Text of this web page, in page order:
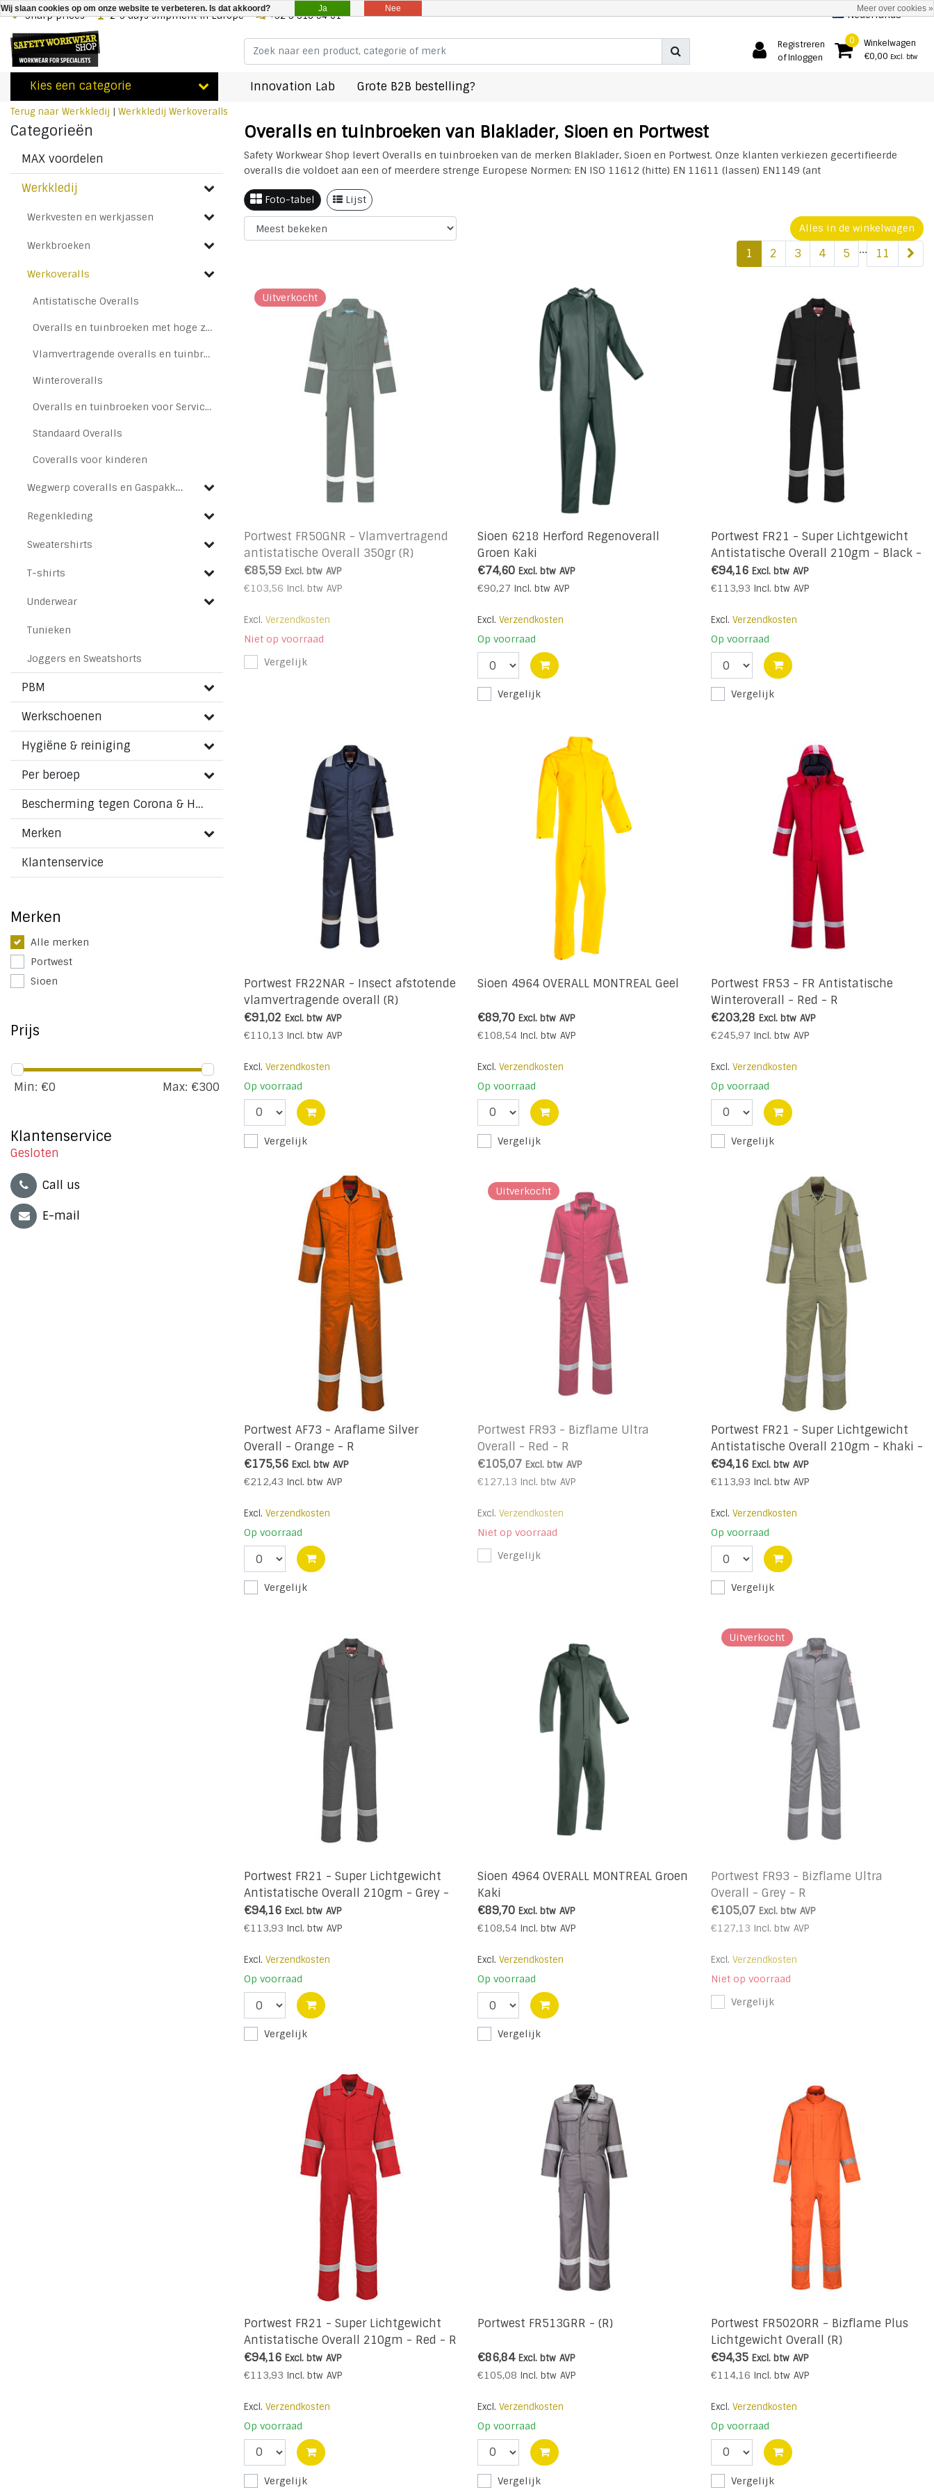
Sharp prices 2-3 days shipment in Europe +32 3 318 94 61 Nederlands
Registreren
of Inloggen
0
Winkelwagen
€0,00 Excl. btw
Kies een categorie Innovation Lab Grote B2B bestelling?
Terug naar Werkkledij | Werkkledij Werkoveralls
Categorieën
MAX voordelen
Werkkledij
Werkvesten en werkjassen
Werkbroeken
Werkoveralls
Antistatische Overalls
Overalls en tuinbroeken met hoge zichtbaarheid (High Vis)
Vlamvertragende overalls en tuinbroeken
Winteroveralls
Overalls en tuinbroeken voor Service, Tuin, Ambachten, Stukadoors of Schilders
Standaard Overalls
Coveralls voor kinderen
Wegwerp coveralls en Gaspakken
Regenkleding
Sweatershirts
T-shirts
Underwear
Tunieken
Joggers en Sweatshorts
PBM
Werkschoenen
Hygiëne & reiniging
Per beroep
Bescherming tegen Corona & HMPV virus
Merken
Klantenservice
Merken
Alle merken
Portwest
Sioen
Prijs
Min: €0 Max: €300
Klantenservice
Gesloten
Call us
E-mail
Overalls en tuinbroeken van Blaklader, Sioen en Portwest
Safety Workwear Shop levert Overalls en tuinbroeken van de merken Blaklader, Sioen en Portwest. Onze klanten verkiezen gecertifieerde
overalls die voldoet aan een of meerdere strenge Europese Normen: EN ISO 11612 (hitte) EN 11611 (lassen) EN1149 (ant
Foto-tabel Lijst
Alles in de winkelwagen
1 2 3 4 5 ... 11
Uitverkocht
Portwest FR50GNR - Vlamvertragend
antistatische Overall 350gr (R)
€85,59 Excl. btw AVP
€103,56 Incl. btw AVP
Excl. Verzendkosten
Niet op voorraad
Vergelijk
Sioen 6218 Herford Regenoverall
Groen Kaki
€74,60 Excl. btw AVP
€90,27 Incl. btw AVP
Excl. Verzendkosten
Op voorraad
Vergelijk
Portwest FR21 - Super Lichtgewicht
Antistatische Overall 210gm - Black -
R
€94,16 Excl. btw AVP
€113,93 Incl. btw AVP
Excl. Verzendkosten
Op voorraad
Vergelijk
Portwest FR22NAR - Insect afstotende
vlamvertragende overall (R)
€91,02 Excl. btw AVP
€110,13 Incl. btw AVP
Excl. Verzendkosten
Op voorraad
Vergelijk
Sioen 4964 OVERALL MONTREAL Geel
€89,70 Excl. btw AVP
€108,54 Incl. btw AVP
Excl. Verzendkosten
Op voorraad
Vergelijk
Portwest FR53 - FR Antistatische
Winteroverall - Red - R
€203,28 Excl. btw AVP
€245,97 Incl. btw AVP
Excl. Verzendkosten
Op voorraad
Vergelijk
Portwest AF73 - Araflame Silver
Overall - Orange - R
€175,56 Excl. btw AVP
€212,43 Incl. btw AVP
Excl. Verzendkosten
Op voorraad
Vergelijk
Uitverkocht
Portwest FR93 - Bizflame Ultra
Overall - Red - R
€105,07 Excl. btw AVP
€127,13 Incl. btw AVP
Excl. Verzendkosten
Niet op voorraad
Vergelijk
Portwest FR21 - Super Lichtgewicht
Antistatische Overall 210gm - Khaki -
R
€94,16 Excl. btw AVP
€113,93 Incl. btw AVP
Excl. Verzendkosten
Op voorraad
Vergelijk
Portwest FR21 - Super Lichtgewicht
Antistatische Overall 210gm - Grey -
R
€94,16 Excl. btw AVP
€113,93 Incl. btw AVP
Excl. Verzendkosten
Op voorraad
Vergelijk
Sioen 4964 OVERALL MONTREAL Groen
Kaki
€89,70 Excl. btw AVP
€108,54 Incl. btw AVP
Excl. Verzendkosten
Op voorraad
Vergelijk
Uitverkocht
Portwest FR93 - Bizflame Ultra
Overall - Grey - R
€105,07 Excl. btw AVP
€127,13 Incl. btw AVP
Excl. Verzendkosten
Niet op voorraad
Vergelijk
Portwest FR21 - Super Lichtgewicht
Antistatische Overall 210gm - Red - R
€94,16 Excl. btw AVP
€113,93 Incl. btw AVP
Excl. Verzendkosten
Op voorraad
Vergelijk
Portwest FR513GRR - (R)
€86,84 Excl. btw AVP
€105,08 Incl. btw AVP
Excl. Verzendkosten
Op voorraad
Vergelijk
Portwest FR502ORR - Bizflame Plus
Lichtgewicht Overall (R)
€94,35 Excl. btw AVP
€114,16 Incl. btw AVP
Excl. Verzendkosten
Op voorraad
Vergelijk
Wij slaan cookies op om onze website te verbeteren. Is dat akkoord? Ja Nee Meer over cookies »